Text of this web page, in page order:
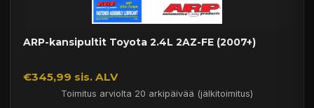
ARP-kansipultit Toyota 2.4L 2AZ-FE (2007+)
€345,99 sis. ALV
Toimitus arviolta 20 arkipäivää (jälkitoimitus)